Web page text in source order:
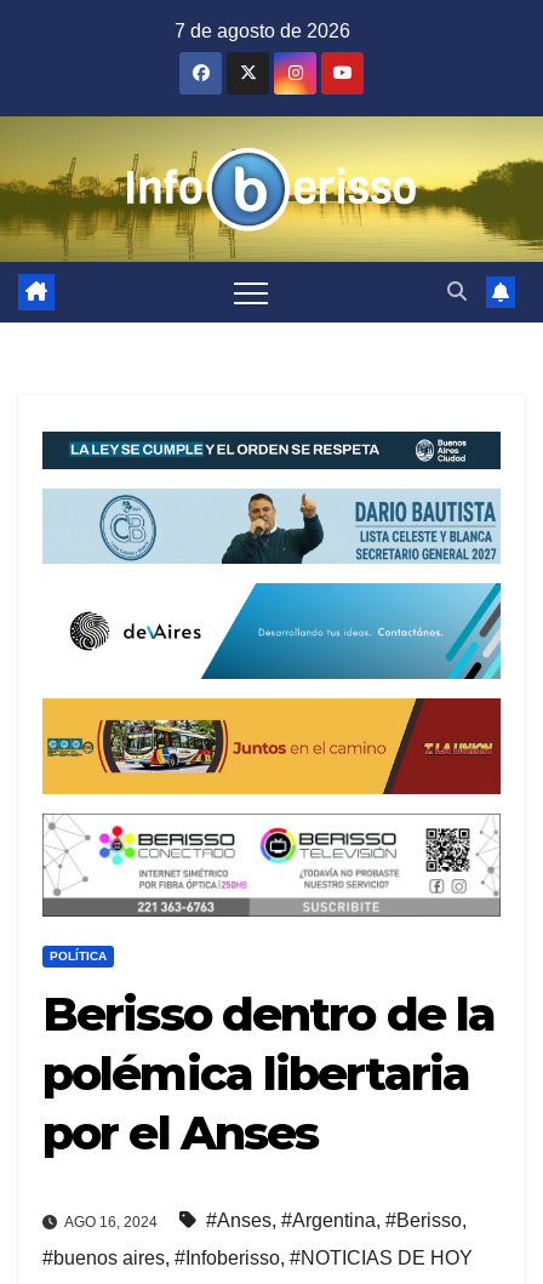
7 de agosto de 2026
POLÍTICA
Berisso dentro de la
polémica libertaria
por el Anses
AGO 16, 2024 #Anses, #Argentina, #Berisso,
#buenos aires, #Infoberisso, #NOTICIAS DE HOY